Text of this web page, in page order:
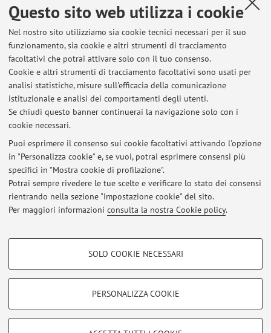
Questo sito web utilizza i cookie
Nel nostro sito utilizziamo sia cookie tecnici necessari per il suo
funzionamento, sia cookie e altri strumenti di tracciamento
facoltativi che potrai attivare solo con il tuo consenso.
Cookie e altri strumenti di tracciamento facoltativi sono usati per
analisi statistiche, misure sull'efficacia della comunicazione
istituzionale e analisi dei comportamenti degli utenti.
Se chiudi questo banner continuerai la navigazione solo con i
cookie necessari.
Puoi esprimere il consenso sui cookie facoltativi attivando l'opzione
in "Personalizza cookie" e, se vuoi, potrai esprimere consensi più
specifici in "Mostra cookie di profilazione".
Potrai sempre rivedere le tue scelte e verificare lo stato dei consensi
rientrando nella sezione "Impostazione cookie" del sito.
Per maggiori informazioni consulta la nostra Cookie policy.
COOKIE DI PROFILAZIONE - FACOLTATIVI
SOLO COOKIE NECESSARI
PERSONALIZZA COOKIE
Didattica
Attività
Anno Accademico
Non sono presenti attività didattiche per l'A.A. 2026-2027
Ultimi avvisi
Al momento non sono presenti avvisi.
Area riservata
Accedi tramiteloginper gestire tutti i contenuti del sito.